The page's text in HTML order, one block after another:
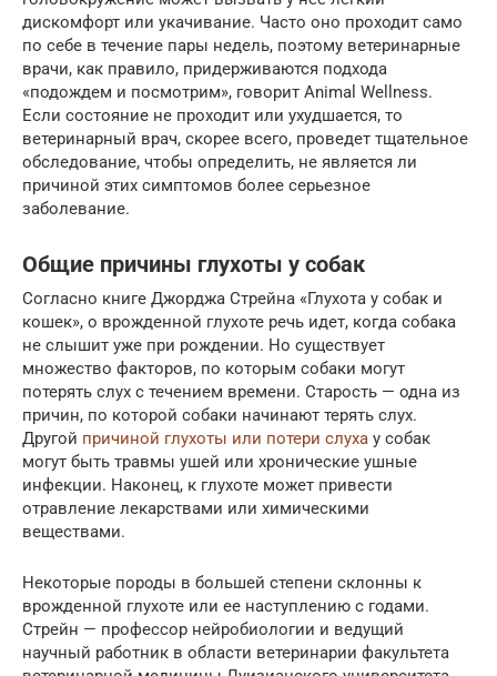
дискомфорт или укачивание. Часто оно проходит само
по себе в течение пары недель, поэтому ветеринарные
врачи, как правило, придерживаются подхода
«подождем и посмотрим», говорит Animal Wellness.
Если состояние не проходит или ухудшается, то
ветеринарный врач, скорее всего, проведет тщательное
обследование, чтобы определить, не является ли
причиной этих симптомов более серьезное
заболевание.
Общие причины глухоты у собак
Согласно книге Джорджа Стрейна «Глухота у собак и
кошек», о врожденной глухоте речь идет, когда собака
не слышит уже при рождении. Но существует
множество факторов, по которым собаки могут
потерять слух с течением времени. Старость — одна из
причин, по которой собаки начинают терять слух.
Другой причиной глухоты или потери слуха у собак
могут быть травмы ушей или хронические ушные
инфекции. Наконец, к глухоте может привести
отравление лекарствами или химическими
веществами.
Некоторые породы в большей степени склонны к
врожденной глухоте или ее наступлению с годами.
Стрейн — профессор нейробиологии и ведущий
научный работник в области ветеринарии факультета